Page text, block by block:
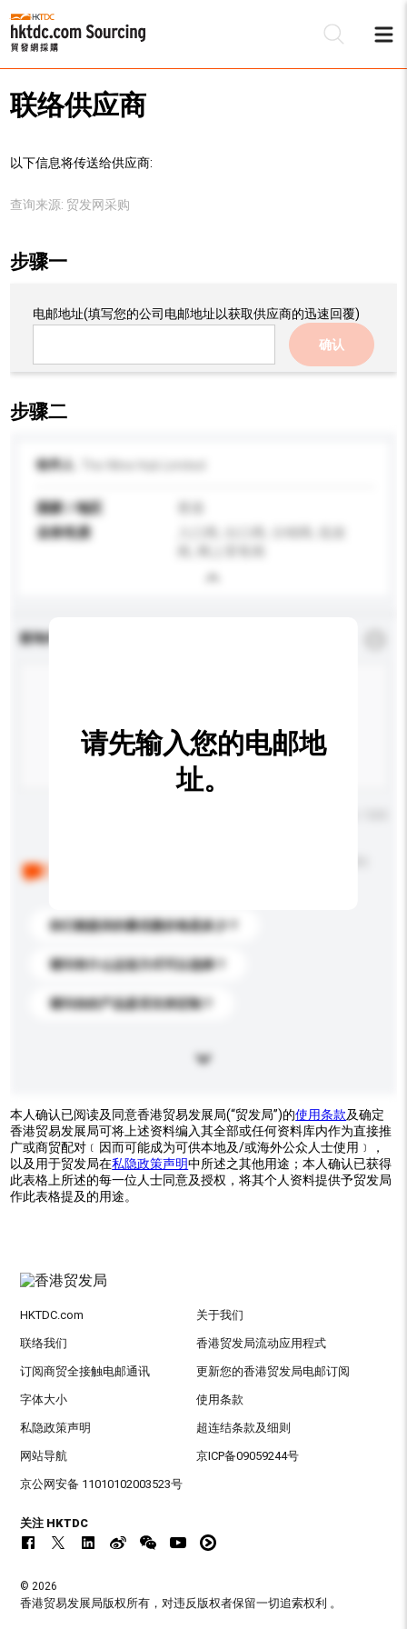
联络供应商
以下信息将传送给供应商:
查询来源: 贸发网采购
步骤一
电邮地址(填写您的公司电邮地址以获取供应商的迅速回覆)
确认
步骤二
收件人
国家 / 地区
业务性质
查询内容
你们能提供的最优惠价格是多少？
请问有什么运送方式可以选择？
请问你的产品是否支持定制？
请先输入您的电邮地
址。
本人确认已阅读及同意香港贸易发展局(“贸发局”)的使用条款及确定
香港贸易发展局可将上述资料编入其全部或任何资料库内作为直接推
广或商贸配对﹝因而可能成为可供本地及/或海外公众人士使用﹞，
以及用于贸发局在私隐政策声明中所述之其他用途；本人确认已获得
此表格上所述的每一位人士同意及授权，将其个人资料提供予贸发局
作此表格提及的用途。
HKTDC.com 关于我们
联络我们 香港贸发局流动应用程式
订阅商贸全接触电邮通讯 更新您的香港贸发局电邮订阅
字体大小 使用条款
私隐政策声明 超连结条款及细则
网站导航 京ICP备09059244号
京公网安备 11010102003523号
关注 HKTDC
© 2026
香港贸易发展局版权所有，对违反版权者保留一切追索权利 。